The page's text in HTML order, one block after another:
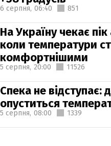
6 серпня, 06:40 851
На Україну чекає
коли температури
комфортнішими
5 серпня, 20:00 11526
Спека не відступає:
опуститься
5 серпня, 08:00 1339